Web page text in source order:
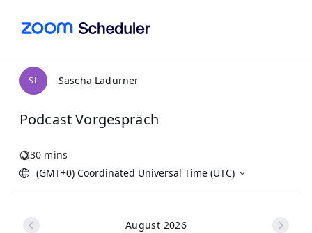
SL Sascha Ladurner
Podcast Vorgespräch
30 mins
(GMT+0) Coordinated Universal Time (UTC)
August 2026